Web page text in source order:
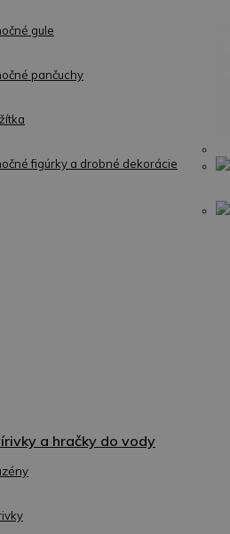
gule
pančuchy
figúrky a drobné dekorácie
a hračky do vody